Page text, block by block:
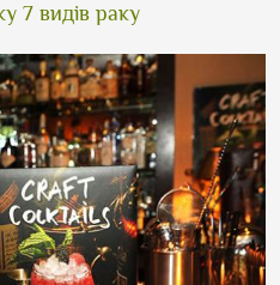
7 видів раку